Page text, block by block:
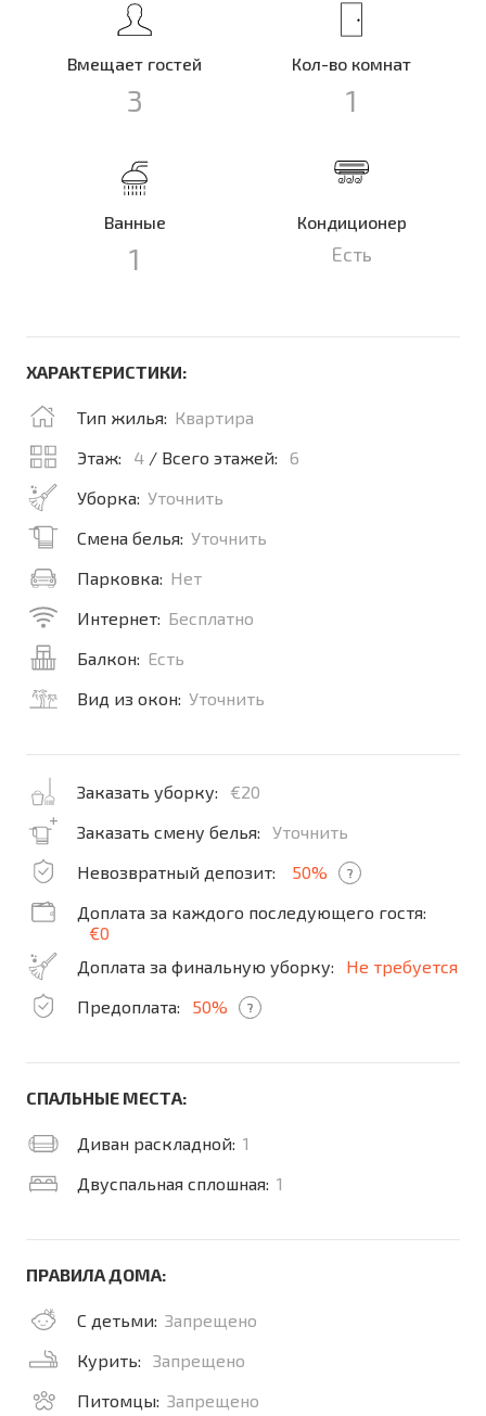
Вмещает гостей
3
Кол-во комнат
1
Ванные
1
Кондиционер
Есть
ХАРАКТЕРИСТИКИ:
Тип жилья: Квартира
Этаж:
4 / Всего этажей:
6
Уборка: Уточнить
Смена белья: Уточнить
Парковка: Нет
Интернет: Бесплатно
Балкон: Есть
Вид из окон: Уточнить
Заказать уборку:
€20
Заказать смену белья:
Уточнить
Невозвратный депозит:
50% ?
Доплата за каждого последующего гостя:
€0
Доплата за финальную уборку:
Не требуется
Предоплата:
50% ?
СПАЛЬНЫЕ МЕСТА:
Диван раскладной: 1
Двуспальная сплошная: 1
ПРАВИЛА ДОМА:
С детьми: Запрещено
Курить:
Запрещено
Питомцы: Запрещено